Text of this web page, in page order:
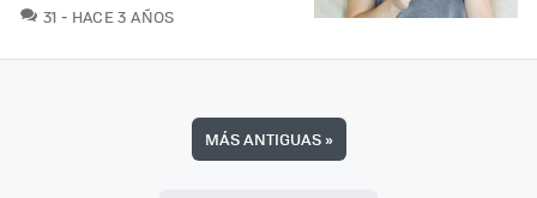
31 COMENTARIOS
HACE 3 AÑOS
MÁS ANTIGUAS»